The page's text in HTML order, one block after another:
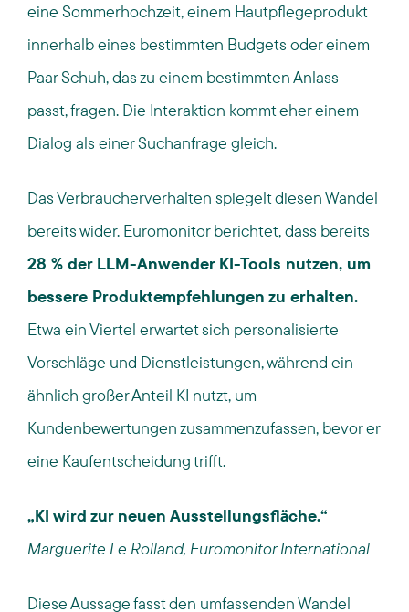
eine Sommerhochzeit, einem Hautpflegeprodukt
innerhalb eines bestimmten Budgets oder einem
Paar Schuh, das zu einem bestimmten Anlass
passt, fragen. Die Interaktion kommt eher einem
Dialog als einer Suchanfrage gleich.
Das Verbraucherverhalten spiegelt diesen Wandel
bereits wider. Euromonitor berichtet, dass bereits
28 % der LLM-Anwender KI-Tools nutzen, um
bessere Produktempfehlungen zu erhalten.
Etwa ein Viertel erwartet sich personalisierte
Vorschläge und Dienstleistungen, während ein
ähnlich großer Anteil KI nutzt, um
Kundenbewertungen zusammenzufassen, bevor er
eine Kaufentscheidung trifft.
„KI wird zur neuen Ausstellungsfläche.“
Marguerite Le Rolland, Euromonitor International
Diese Aussage fasst den umfassenden Wandel